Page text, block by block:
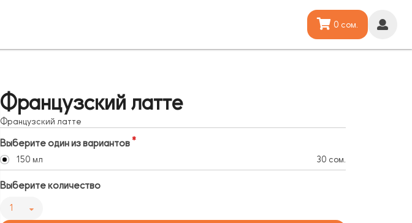
0 сом.
Французский латте
Французский латте
Выберите один из вариантов
150 мл 30 сом.
Выберите количество
1